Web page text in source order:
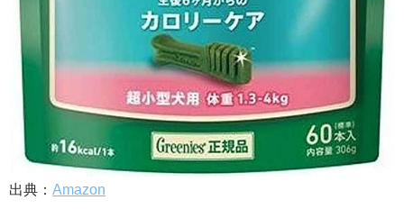
出典： Amazon